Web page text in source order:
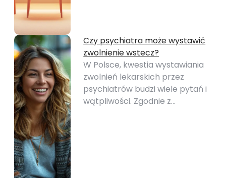
Czy psychiatra może wystawić
zwolnienie wstecz?
W Polsce, kwestia wystawiania
zwolnień lekarskich przez
psychiatrów budzi wiele pytań i
wątpliwości. Zgodnie z…